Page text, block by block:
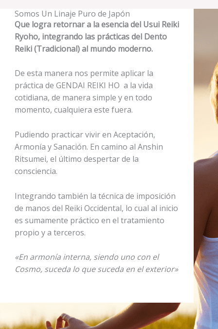
Somos Un Linaje Puro de Japón
Que logra retornar a la esencia del Usui Reiki
Ryoho, integrando las prácticas del Dento
Reiki (Tradicional) al mundo moderno.
De esta manera nos permite aplicar la
práctica de GENDAI REIKI HO a la vida
cotidiana, de manera simple y en todo
momento, cualquiera este fuera.
Pudiendo practicar vivir en Aceptación,
Armonía y Sanación. En camino al Anshin
Ritsumei, el último despertar de la
consciencia.
Integrando también la técnica de imposición
de manos del Reiki Occidental, lo cual al inicio
es sumamente práctico en el tratamiento
propio y a terceros.
«En armonía interna, siendo uno con el
Cosmo, suceda lo que suceda en el exterior»